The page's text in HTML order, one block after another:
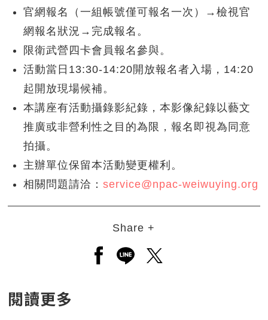
官網報名（一組帳號僅可報名一次）→檢視官
網報名狀況→完成報名。
限衛武營四卡會員報名參與。
活動當日13:30-14:20開放報名者入場，14:20
起開放現場候補。
本講座有活動攝錄影紀錄，本影像紀錄以藝文
推廣或非營利性之目的為限，報名即視為同意
拍攝。
主辦單位保留本活動變更權利。
相關問題請洽：service@npac-weiwuying.org
Share +
另開新視窗分享至facebook
另開新視窗分享至line
另開新視窗分享至
閱讀更多